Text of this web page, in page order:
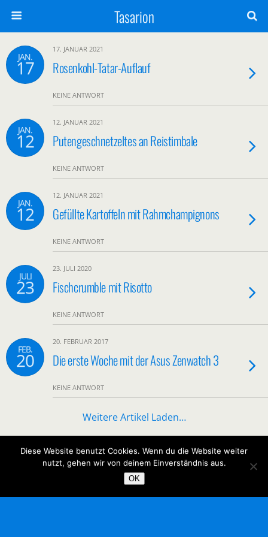
Tasarion
JAN.
17
17. JANUAR 2021
Rosenkohl-Tatar-Auflauf
KEINE ANTWORT
JAN.
12
12. JANUAR 2021
Putengeschnetzeltes an Reistimbale
KEINE ANTWORT
JAN.
12
12. JANUAR 2021
Gefüllte Kartoffeln mit Rahmchampignons
KEINE ANTWORT
JULI
23
23. JULI 2020
Fischcrumble mit Risotto
KEINE ANTWORT
FEB.
20
20. FEBRUAR 2017
Die erste Woche mit der Asus Zenwatch 3
KEINE ANTWORT
Weitere Artikel Laden…
Mobil Desktop
Diese Website benutzt Cookies. Wenn du die Website weiter
nutzt, gehen wir von deinem Einverständnis aus.
OK